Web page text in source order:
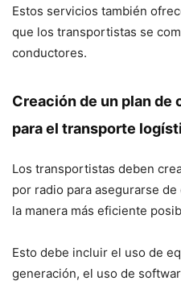
Estos servicios también
que los transportistas se
conductores.
Creación de un plan
para el transporte
Los transportistas deben
por radio para asegurarse
la manera más eficiente
Esto debe incluir el uso de
generación, el uso de